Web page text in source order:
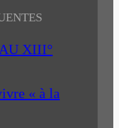
XIII°
« à la